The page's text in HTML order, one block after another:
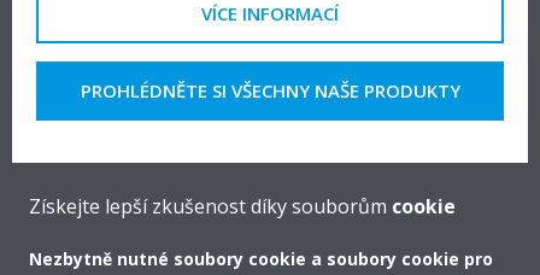
VÍCE INFORMACÍ
PROHLÉDNĚTE SI VŠECHNY NAŠE PRODUKTY
Získejte lepší zkušenost díky souborům cookie
Nezbytně nutné soubory cookie a soubory cookie pro